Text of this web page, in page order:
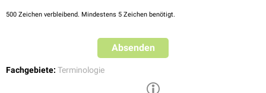
500 Zeichen verbleibend. Mindestens 5 Zeichen benötigt.
Absenden
Fachgebiete: Terminologie